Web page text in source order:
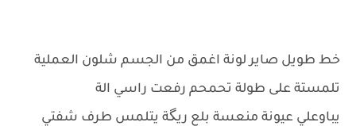
خط طويل صاير لونة اغمق من الجسم شلون العملية
تلمستة على طولة تحمحم رفعت راسي الة
يباوعلي عيونة منعسة بلع ريگة يتلمس طرف شفتي